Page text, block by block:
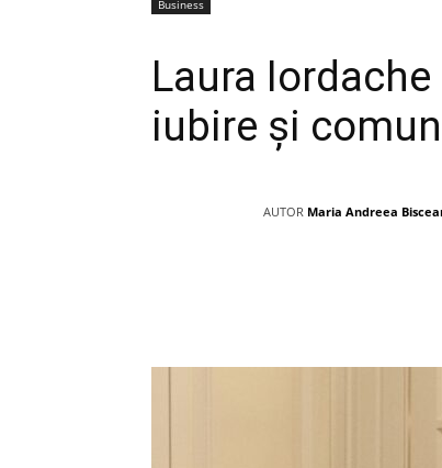
Business
Laura
iubire și
AUTOR Maria Andreea